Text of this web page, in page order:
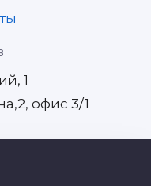
1
офис 3/1